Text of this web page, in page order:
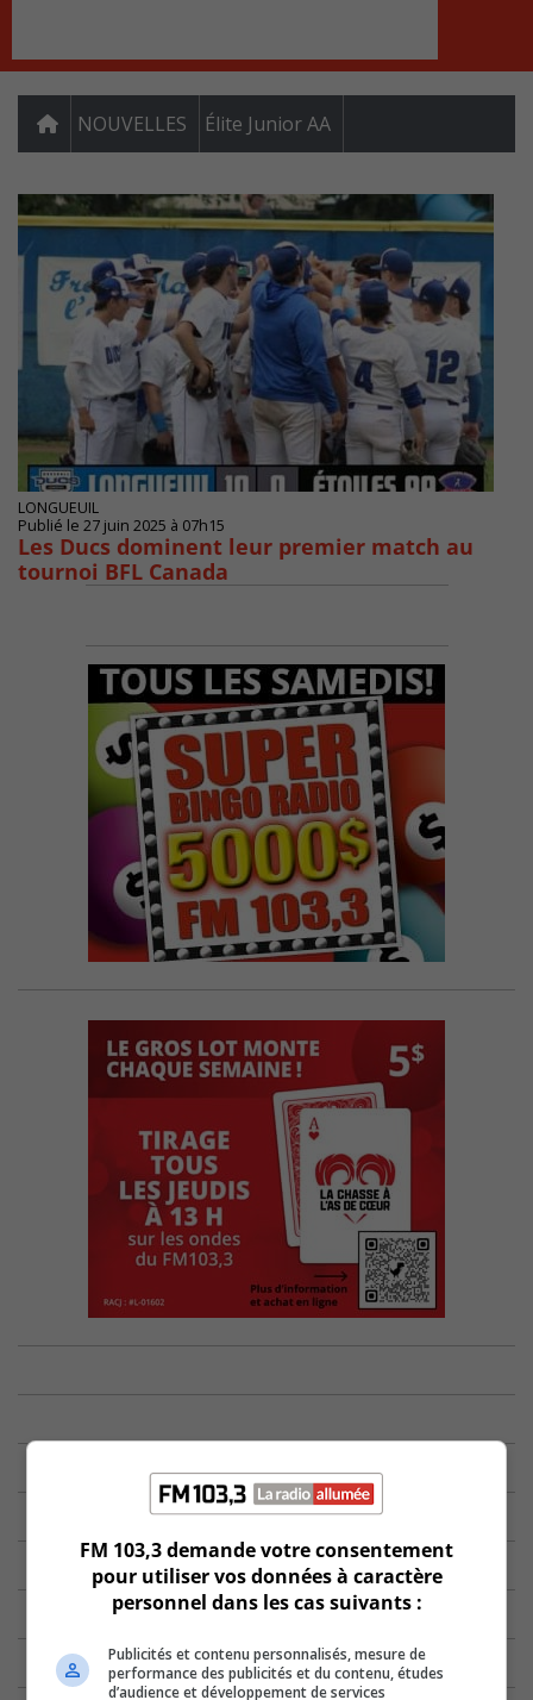
NOUVELLES Élite Junior AA
LONGUEUIL
Publié le 27 juin 2025 à 07h15
Les Ducs dominent leur premier match au
tournoi BFL Canada
FM 103,3 demande votre consentement
pour utiliser vos données à caractère
personnel dans les cas suivants :
Publicités et contenu personnalisés, mesure de
performance des publicités et du contenu, études
d’audience et développement de services